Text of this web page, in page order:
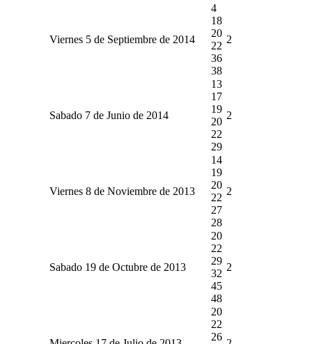
Viernes 5 de Septiembre de 2014
4
18
20
22
36
38
2
Sabado 7 de Junio de 2014
13
17
19
20
22
29
2
Viernes 8 de Noviembre de 2013
14
19
20
22
27
28
2
Sabado 19 de Octubre de 2013
20
22
29
32
45
48
2
20
22
26